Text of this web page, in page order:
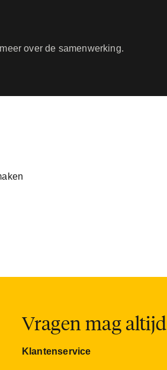
meer over de samenwerking.
Vragen mag altijd
Klantenservice